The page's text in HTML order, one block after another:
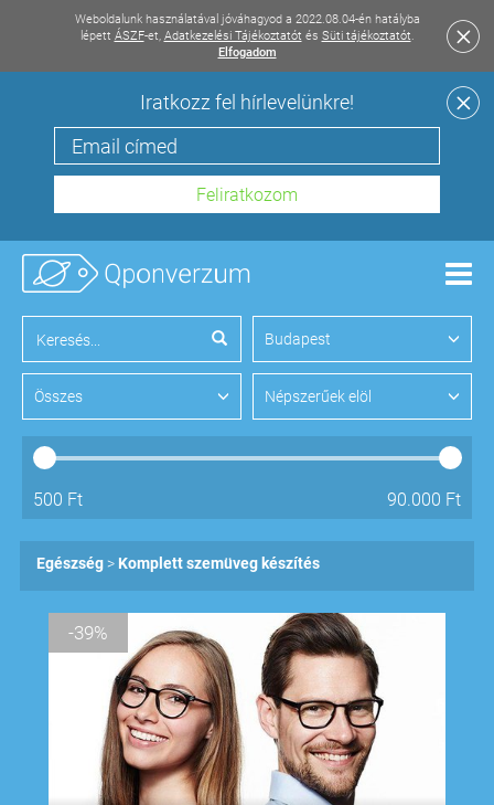
Weboldalunk használatával jóváhagyod a 2022.08.04-én hatályba
lépett ÁSZF-et, Adatkezelési Tájékoztatót és Süti tájékoztatót.
Elfogadom
Iratkozz fel hírlevelünkre!
Budapest
Összes Népszerűek elöl
500 Ft 90.000 Ft
Egészség Komplett szemüveg készítés
-39%